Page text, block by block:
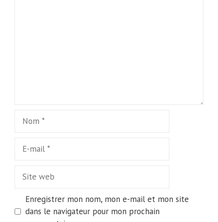
mail
web
Enregistrer mon nom, mon e-mail et mon site
dans le navigateur pour mon prochain